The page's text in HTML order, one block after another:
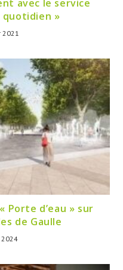
avec le service
quotidien »
Porte d’eau » sur
de Gaulle